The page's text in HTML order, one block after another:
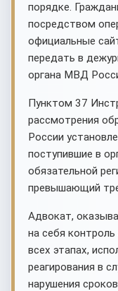
порядке.
посредством
официальные
передать в
органа МВД
Пунктом 37
рассмотрения
России
поступившие в
обязательной
превышающий
Адвокат,
на себя
всех этапах,
реагирования в
нарушения